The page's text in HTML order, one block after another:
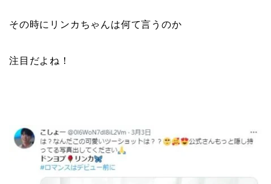
その時にリンカちゃんは何て言うのか
注目だよね！